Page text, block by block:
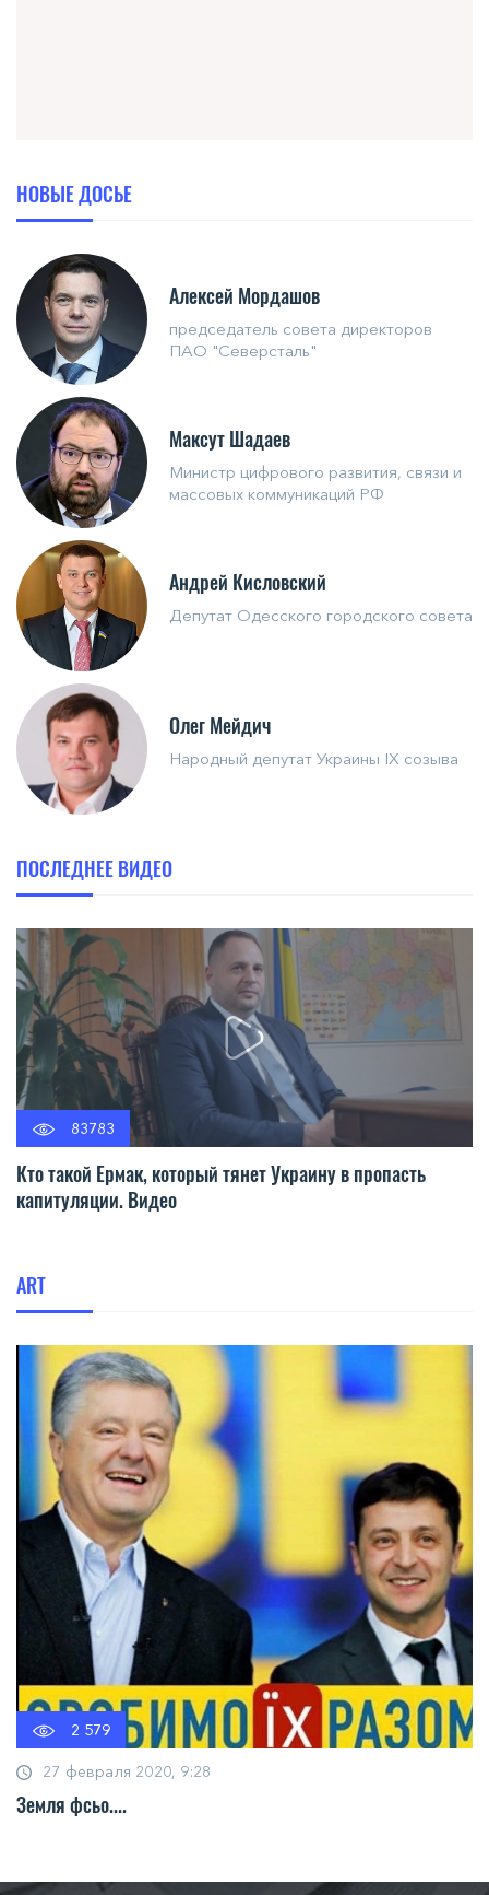
НОВЫЕ ДОСЬЕ
Алексей Мордашов
председатель совета директоров
ПАО "Северсталь"
Максут Шадаев
Министр цифрового развития, связи и
массовых коммуникаций РФ
Андрей Кисловский
Депутат Одесского городского совета
Олег Мейдич
Народный депутат Украины IX созыва
ПОСЛЕДНЕЕ ВИДЕО
83783
Кто такой Ермак, который тянет Украину в пропасть
капитуляции. Видео
ART
2 579
27 февраля 2020, 9:28
Земля фсьо....